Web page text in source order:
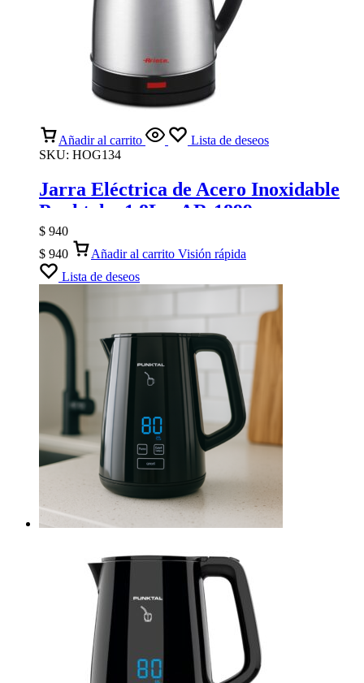
Añadir al carrito
Lista de deseos
SKU: HOG134
Jarra Eléctrica de Acero Inoxidable
Punktal – 1.8L – AR-1899
$ 940
$ 940 Añadir al carrito Visión rápida
Lista de deseos